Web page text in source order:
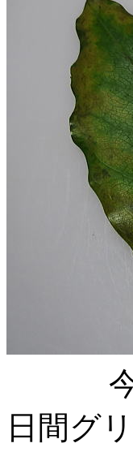
今回
日間グ